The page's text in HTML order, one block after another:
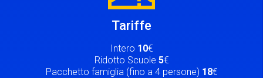
Tariffe
Intero 10€
Ridotto Scuole 5€
Pacchetto famiglia (fino a 4 persone) 18€